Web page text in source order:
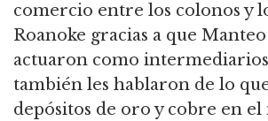
comercio entre los colonos y
Roanoke gracias a que Manteo
actuaron como
también les hablaron de lo
depósitos de oro y cobre en